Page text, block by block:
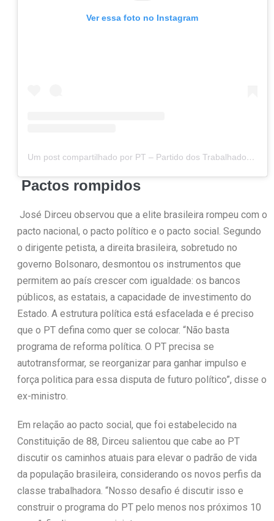
Ver essa foto no Instagram
Um post compartilhado por PT – Partido dos Trabalhadores (@ptbrasil)
Pactos rompidos
José Dirceu observou que a elite brasileira rompeu com o
pacto nacional, o pacto político e o pacto social. Segundo
o dirigente petista, a direita brasileira, sobretudo no
governo Bolsonaro, desmontou os instrumentos que
permitem ao país crescer com igualdade: os bancos
públicos, as estatais, a capacidade de investimento do
Estado. A estrutura política está esfacelada e é preciso
que o PT defina como quer se colocar. “Não basta
programa de reforma política. O PT precisa se
autotransformar, se reorganizar para ganhar impulso e
força politica para essa disputa de futuro político”, disse o
ex-ministro.
Em relação ao pacto social, que foi estabelecido na
Constituição de 88, Dirceu salientou que cabe ao PT
discutir os caminhos atuais para elevar o padrão de vida
da população brasileira, considerando os novos perfis da
classe trabalhadora. “Nosso desafio é discutir isso e
construir o programa do PT pelo menos nos próximos 10